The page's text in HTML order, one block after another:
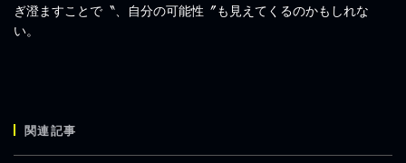
ぎ澄ますことで〝、自分の可能性〞も見えてくるのかもしれな
い。
関連記事